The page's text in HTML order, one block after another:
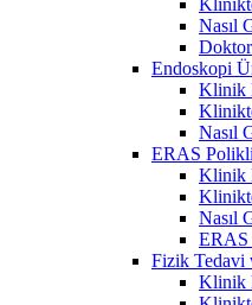
Nasıl
Endoskopi
Klinik
Nasıl
ERAS
Klinik
Nasıl
ERAS
Fizik Tedavi
Klinik